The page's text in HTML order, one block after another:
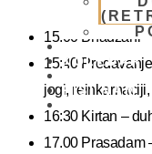
DONIRAJ
KOLEDAR
VAŠA
PIŠI NAM
15.00 Bhadžani
15:40
jogi,
16:30 Kirtan –
17.00 Prasadam